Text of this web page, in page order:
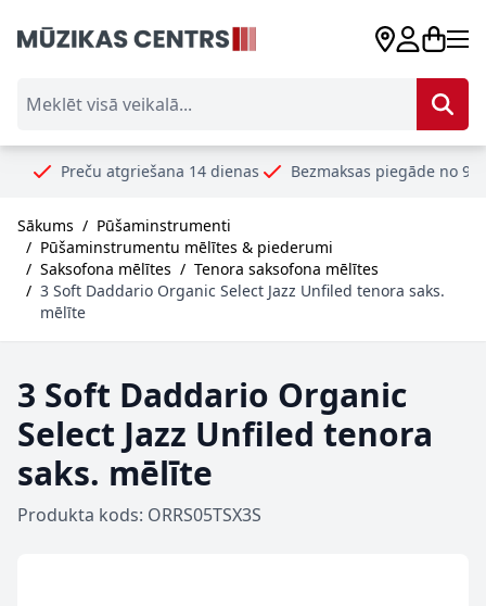
atgriešana 14 dienas Bezmaksas piegāde no 99€
Sākums / Pūšaminstrumenti
/ Pūšaminstrumentu mēlītes & piederumi
/ Saksofona mēlītes / Tenora saksofona mēlītes
/ 3 Soft Daddario Organic Select Jazz Unfiled tenora saks.
mēlīte
3 Soft Daddario Organic
Select Jazz Unfiled tenora
saks. mēlīte
Produkta kods: ORRS05TSX3S